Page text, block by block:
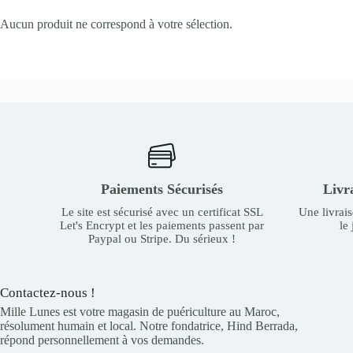
Aucun produit ne correspond à votre sélection.
Paiements Sécurisés
Le site est sécurisé avec un certificat SSL
Let's Encrypt et les paiements passent par
Paypal ou Stripe. Du sérieux !
Une
le
Contactez-nous !
Mille Lunes est votre magasin de puériculture au Maroc,
résolument humain et local. Notre fondatrice, Hind Berrada,
répond personnellement à vos demandes.